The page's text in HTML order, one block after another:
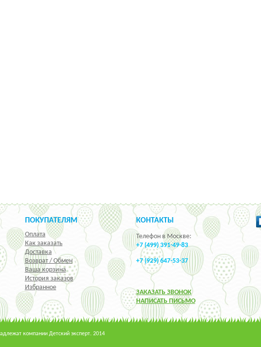
ПОКУПАТЕЛЯМ
Оплата
Как заказать
Доставка
Возврат / Обмен
Ваша корзина
История заказов
Избранное
КОНТАКТЫ
Телефон в Москве:
+7 (499) 391-49-83
+7 (929) 647-53-37
ЗАКАЗАТЬ ЗВОНОК
НАПИСАТЬ ПИСЬМО
компании Детский эксперт. 2014